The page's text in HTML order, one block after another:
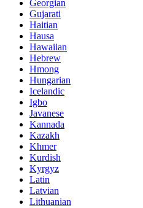
Georgian
Gujarati
Haitian
Hausa
Hawaiian
Hebrew
Hmong
Hungarian
Icelandic
Igbo
Javanese
Kannada
Kazakh
Khmer
Kurdish
Kyrgyz
Latin
Latvian
Lithuanian